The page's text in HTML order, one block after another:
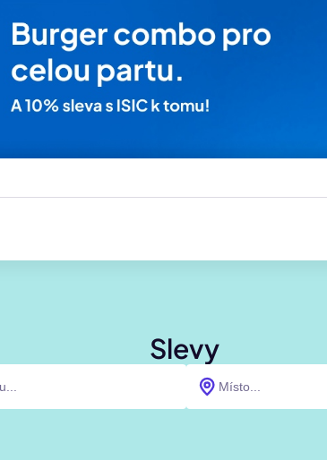
Slevy